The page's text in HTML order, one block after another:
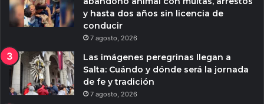
y hasta dos años sin licencia de
conducir
7 agosto, 2026
Las imágenes peregrinas llegan a
Salta: Cuándo y dónde será la jornada
de fe y tradición
7 agosto, 2026